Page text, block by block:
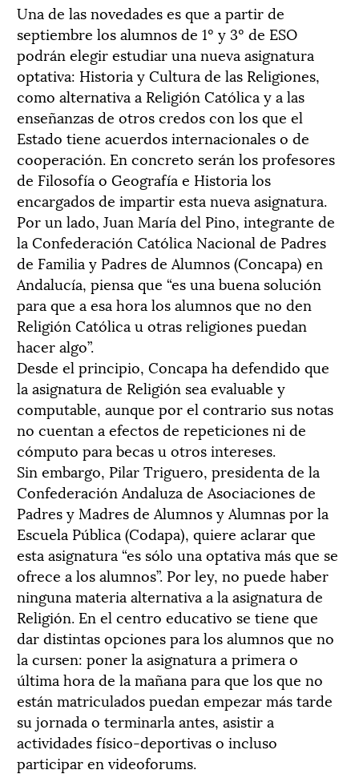
Una de las novedades es que a partir de
septiembre los alumnos de 1º y 3º de ESO
podrán elegir estudiar una nueva asignatura
optativa: Historia y Cultura de las Religiones,
como alternativa a Religión Católica y a las
enseñanzas de otros credos con los que el
Estado tiene acuerdos internacionales o de
cooperación. En concreto serán los profesores
de Filosofía o Geografía e Historia los
encargados de impartir esta nueva asignatura.
Por un lado, Juan María del Pino, integrante de
la Confederación Católica Nacional de Padres
de Familia y Padres de Alumnos (Concapa) en
Andalucía, piensa que “es una buena solución
para que a esa hora los alumnos que no den
Religión Católica u otras religiones puedan
hacer algo”.
Desde el principio, Concapa ha defendido que
la asignatura de Religión sea evaluable y
computable, aunque por el contrario sus notas
no cuentan a efectos de repeticiones ni de
cómputo para becas u otros intereses.
Sin embargo, Pilar Triguero, presidenta de la
Confederación Andaluza de Asociaciones de
Padres y Madres de Alumnos y Alumnas por la
Escuela Pública (Codapa), quiere aclarar que
esta asignatura “es sólo una optativa más que se
ofrece a los alumnos”. Por ley, no puede haber
ninguna materia alternativa a la asignatura de
Religión. En el centro educativo se tiene que
dar distintas opciones para los alumnos que no
la cursen: poner la asignatura a primera o
última hora de la mañana para que los que no
están matriculados puedan empezar más tarde
su jornada o terminarla antes, asistir a
actividades físico-deportivas o incluso
participar en videoforums.